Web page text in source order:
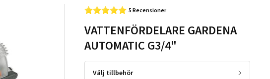
5 Recensioner
VATTENFÖRDELARE GARDENA
AUTOMATIC G3/4"
Välj tillbehör